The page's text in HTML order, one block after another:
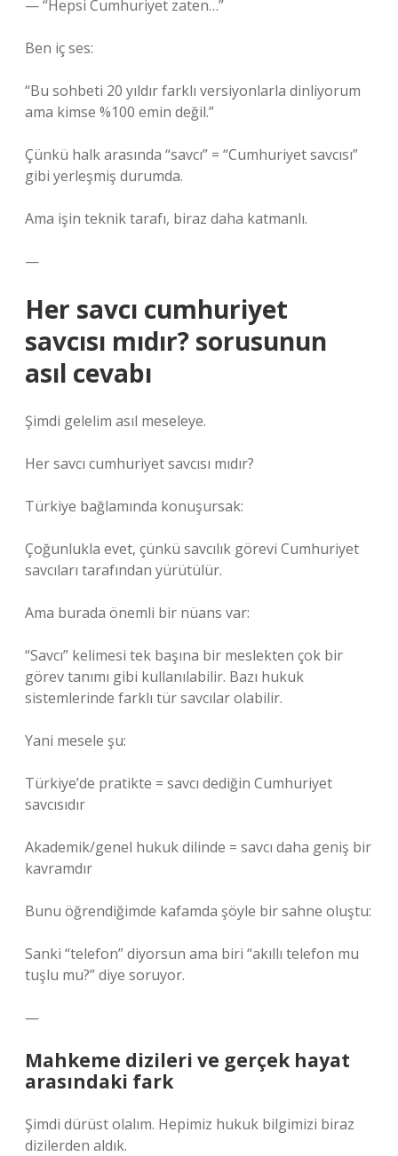
— “Hepsi Cumhuriyet zaten…”
Ben iç ses:
“Bu sohbeti 20 yıldır farklı versiyonlarla dinliyorum
ama kimse %100 emin değil.”
Çünkü halk arasında “savcı” = “Cumhuriyet savcısı”
gibi yerleşmiş durumda.
Ama işin teknik tarafı, biraz daha katmanlı.
—
Her savcı cumhuriyet
savcısı mıdır? sorusunun
asıl cevabı
Şimdi gelelim asıl meseleye.
Her savcı cumhuriyet savcısı mıdır?
Türkiye bağlamında konuşursak:
Çoğunlukla evet, çünkü savcılık görevi Cumhuriyet
savcıları tarafından yürütülür.
Ama burada önemli bir nüans var:
“Savcı” kelimesi tek başına bir meslekten çok bir
görev tanımı gibi kullanılabilir. Bazı hukuk
sistemlerinde farklı tür savcılar olabilir.
Yani mesele şu:
Türkiye’de pratikte = savcı dediğin Cumhuriyet
savcısıdır
Akademik/genel hukuk dilinde = savcı daha geniş bir
kavramdır
Bunu öğrendiğimde kafamda şöyle bir sahne oluştu:
Sanki “telefon” diyorsun ama biri “akıllı telefon mu
tuşlu mu?” diye soruyor.
—
Mahkeme dizileri ve gerçek hayat
arasındaki fark
Şimdi dürüst olalım. Hepimiz hukuk bilgimizi biraz
dizilerden aldık.